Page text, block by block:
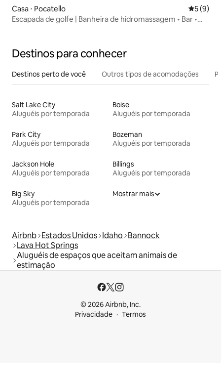
Casa ⋅ Pocatello 5 de
5 (9)
Escapada de golfe | Banheira de hidromassagem • Bar •
Destinos para conhecer
Destinos perto de você Outros tipos de acomodações
Salt Lake City
Aluguéis por temporada
Boise
Aluguéis por temporada
Park City
Aluguéis por temporada
Bozeman
Aluguéis por temporada
Jackson Hole
Aluguéis por temporada
Billings
Aluguéis por temporada
Big Sky
Aluguéis por temporada
Mostrar mais
Airbnb Estados Unidos Idaho Bannock
Lava Hot Springs
Aluguéis de espaços que aceitam animais de
estimação
© 2026 Airbnb, Inc.
Privacidade
Termos